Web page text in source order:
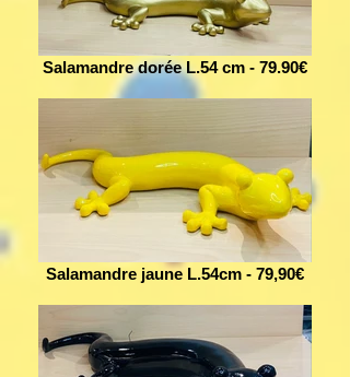
Salamandre dorée L.54 cm - 79.90€
Salamandre jaune L.54cm - 79,90€